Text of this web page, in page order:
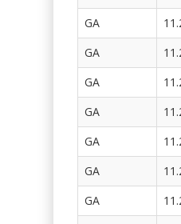
GA
GA
GA
GA
GA
GA
GA